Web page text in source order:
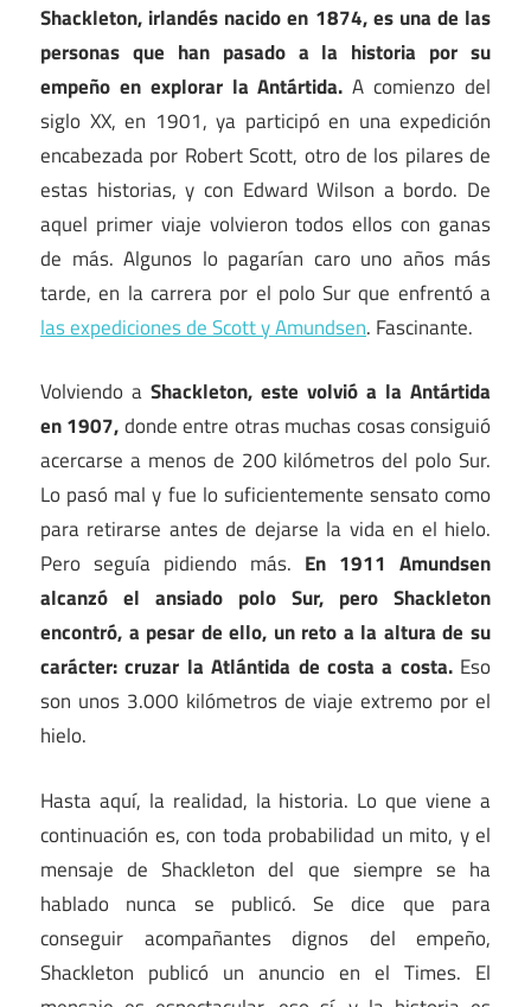
Shackleton, irlandés nacido en 1874, es una de las
personas que han pasado a la historia por su
empeño en explorar la Antártida. A comienzo del
siglo XX, en 1901, ya participó en una expedición
encabezada por Robert Scott, otro de los pilares de
estas historias, y con Edward Wilson a bordo. De
aquel primer viaje volvieron todos ellos con ganas
de más. Algunos lo pagarían caro uno años más
tarde, en la carrera por el polo Sur que enfrentó a
las expediciones de Scott y Amundsen. Fascinante.
Volviendo a Shackleton, este volvió a la Antártida
en 1907,donde entre otras muchas cosas consiguió
acercarse a menos de 200 kilómetros del polo Sur.
Lo pasó mal y fue lo suficientemente sensato como
para retirarse antes de dejarse la vida en el hielo.
Pero seguía pidiendo más. En 1911 Amundsen
alcanzó el ansiado polo Sur, pero Shackleton
encontró, a pesar de ello, un reto a la altura de su
carácter: cruzar la Atlántida de costa a costa. Eso
son unos 3.000 kilómetros de viaje extremo por el
hielo.
Hasta aquí, la realidad, la historia. Lo que viene a
continuación es, con toda probabilidad un mito, y el
mensaje de Shackleton del que siempre se ha
hablado nunca se publicó. Se dice que para
conseguir acompañantes dignos del empeño,
Shackleton publicó un anuncio en el Times. El